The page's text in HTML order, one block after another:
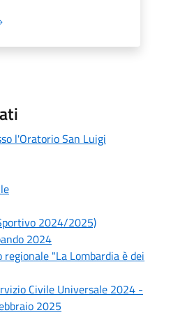
l'Oratorio San Luigi
2024/2025)
2024
"La Lombardia è dei
Civile Universale 2024 -
2025